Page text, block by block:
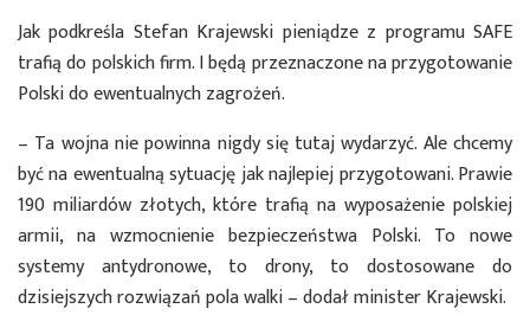
Jak podkreśla Stefan Krajewski pieniądze z programu SAFE
trafią do polskich firm. I będą przeznaczone na przygotowanie
Polski do ewentualnych zagrożeń.
– Ta wojna nie powinna nigdy się tutaj wydarzyć. Ale chcemy
być na ewentualną sytuację jak najlepiej przygotowani. Prawie
190 miliardów złotych, które trafią na wyposażenie polskiej
armii, na wzmocnienie bezpieczeństwa Polski. To nowe
systemy antydronowe, to drony, to dostosowane do
dzisiejszych rozwiązań pola walki – dodał minister Krajewski.